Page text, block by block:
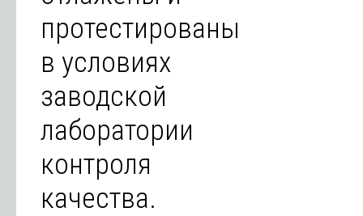
протестированы
в условиях
заводской
лаборатории
контроля
качества.